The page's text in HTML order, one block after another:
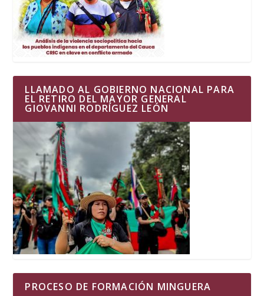
LLAMADO AL GOBIERNO NACIONAL PARA
EL RETIRO DEL MAYOR GENERAL
GIOVANNI RODRÍGUEZ LEÓN
PROCESO DE FORMACIÓN MINGUERA